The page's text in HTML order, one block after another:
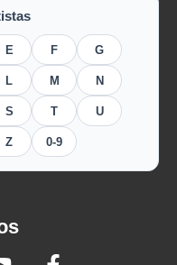
E F G
L M N
S T U
Z 0-9